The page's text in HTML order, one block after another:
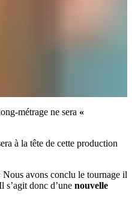
métrage ne sera «
à la tête de cette production
Nous avons conclu le tournage il
s’agit donc d’une nouvelle